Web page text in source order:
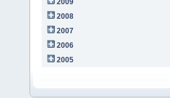
2009
2008
2007
2006
2005